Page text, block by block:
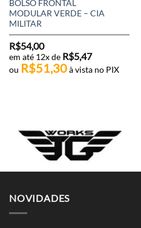
BOLSO FRONTAL
MODULAR VERDE – CIA
MILITAR
R$54,00
em até 12x de R$5,47
ou R$51,30 à vista no PIX
NOVIDADES